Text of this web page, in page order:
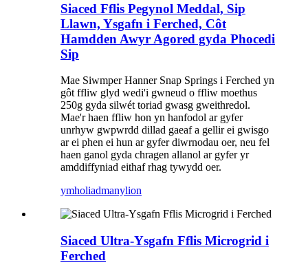
Siaced Fflis Pegynol Meddal, Sip
Llawn, Ysgafn i Ferched, Côt
Hamdden Awyr Agored gyda Phocedi
Sip
Mae Siwmper Hanner Snap Springs i Ferched yn
gôt ffliw glyd wedi'i gwneud o ffliw moethus
250g gyda silwét toriad gwasg gweithredol.
Mae'r haen ffliw hon yn hanfodol ar gyfer
unrhyw gwpwrdd dillad gaeaf a gellir ei gwisgo
ar ei phen ei hun ar gyfer diwrnodau oer, neu fel
haen ganol gyda chragen allanol ar gyfer yr
amddiffyniad eithaf rhag tywydd oer.
ymholiadmanylion
Siaced Ultra-Ysgafn Fflis Microgrid i
Ferched